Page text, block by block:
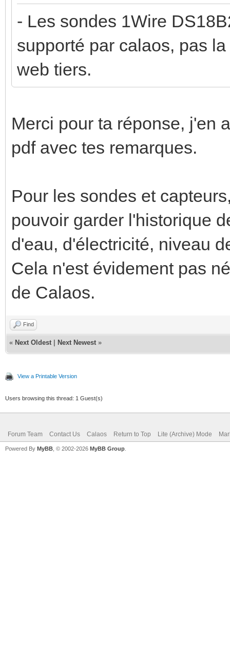
- Les sondes 1Wire
supporté par calaos, pas
web tiers.
Merci pour ta réponse, j'en
pdf avec tes remarques.
Pour les sondes et
pouvoir garder l'historique
d'eau, d'électricité, niveau
Cela n'est évidement pas
de Calaos.
Find
« Next Oldest Next Newest »
View a Printable Version
Users browsing this thread: 1 Guest(s)
Forum Team Contact Us Calaos Return to Top Lite (Archive) Mode
Powered By MyBB , © 2002-2026 MyBB Group